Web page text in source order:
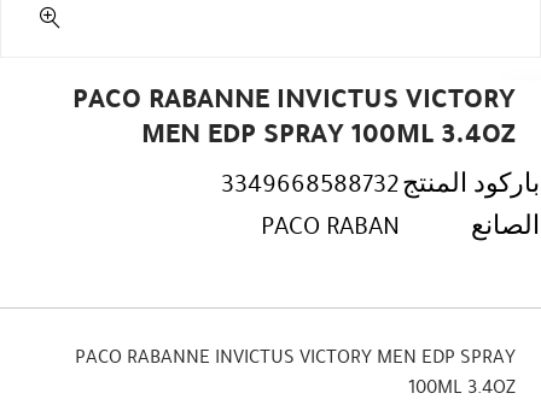
PACO RABANNE INVICTUS VICTORY
MEN EDP SPRAY 100ML 3.4OZ
باركود المنتج3349668588732
الصانع
PACO RABAN
PACO RABANNE INVICTUS VICTORY MEN EDP SPRAY
100ML 3.4OZ